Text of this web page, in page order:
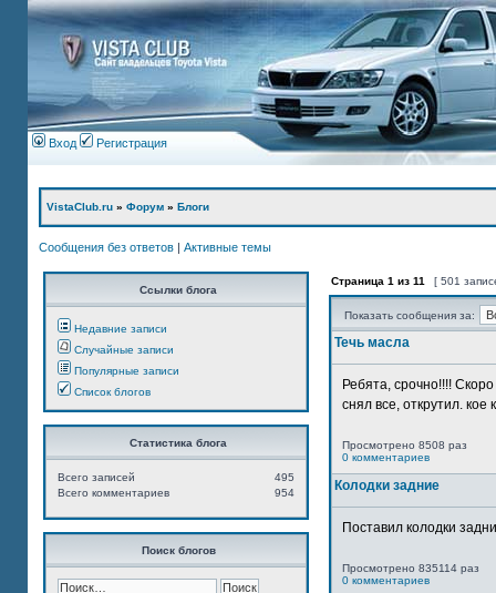
Вход Регистрация
VistaClub.ru » Форум » Блоги
Сообщения без ответов | Активные темы
Ссылки блога
Недавние записи
Случайные записи
Популярные записи
Список блогов
Статистика блога
495
Всего записей
954
Всего комментариев
Поиск блогов
Страница 1 из 11 [ 501
Показать сообщения за:
Течь масла
Ребята, срочно!!!!
снял все, открутил. кое
Просмотрено 8508 раз
0 комментариев
Колодки задние
Поставил колодки
Просмотрено 835114 раз
0 комментариев